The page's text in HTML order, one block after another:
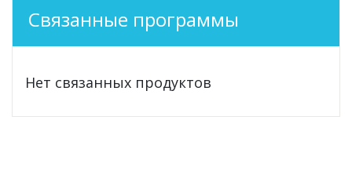
Связанные программы
Нет связанных продуктов